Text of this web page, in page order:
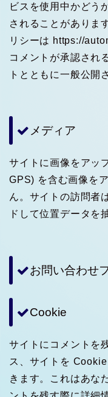
ビスを使用中かどう
されることがありま
リシーは https://
コメントが承認され
トとともに一般公開
メディア
サイトに画像をアッ
GPS) を含む画像を
ん。サイトの訪問者
ドして位置データを
お問い合わせ
Cookie
サイトにコメントを
ス、サイトを
きます。これはあな